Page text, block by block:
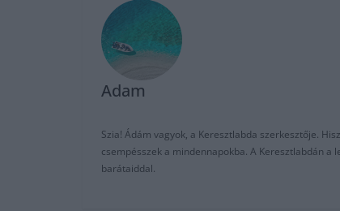
Adam
Szia! Ádám vagyok, a Keresztlabda szerkesztője.
csempésszek a mindennapokba. A Keresztlabdán
barátaiddal.